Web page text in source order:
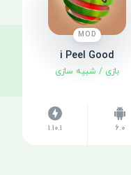
MOD
i Peel Good
بازی / شبیه سازی
6.0
1.10.1